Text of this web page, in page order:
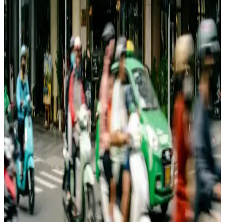
Konforun Birleşimi
Kış aylarında şıklık ve konforu bir arada sunan polo kadın mont
modelleri, farklı tasarımlar ve trendlerle tarzınıza uygun seçenekler
sunar. Günlük ve şık kombinler için ideal seçenekler mevcuttur.
Tonny Black Kadın Siyah Mont Karşılaştırması: Şık
ve Sıcak Tutucu Seçenekler
Tonny Black kadın montları, şıklık ve sıcaklığı bir arada sunuyor.
Monica kaban ve oversize montu karşılaştırarak, ihtiyacınıza uygun
en iyi seçimi yapmanıza yardımcı oluyor.
Kadın Siyah Deri Mont Modanın ve
Fonksiyonelliğin Birleşimiyle Günlük Şıklık Sağlar
Şık ve fonksiyonel ONLY kadın siyah deri mont, kaliteli
malzemeleri ve detaylarıyla günlük kullanıma uygun, rahat ve
dayanıklı tasarımıyla öne çıkar.
Kadınlar İçin Columbia Mont Modelleri ve Seçim
İpuçları Günlük ve Outdoor Kullanım